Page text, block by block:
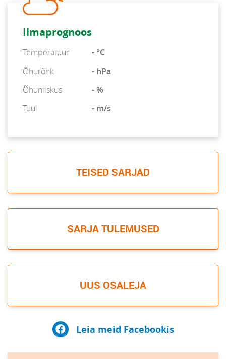
Ilmaprognoos
Temperatuur
- °C
Õhurõhk
- hPa
Õhuniiskus
- %
Tuul
- m/s
TEISED SARJAD
SARJA TULEMUSED
UUS OSALEJA
Leia meid Facebookis